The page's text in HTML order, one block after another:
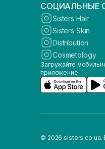
СОЦИАЛЬНЫЕ
Sisters Hair
Sisters Skin
Distribution
Cosmetology
Загружайте
приложение
© 2026 sisters.co.ua.